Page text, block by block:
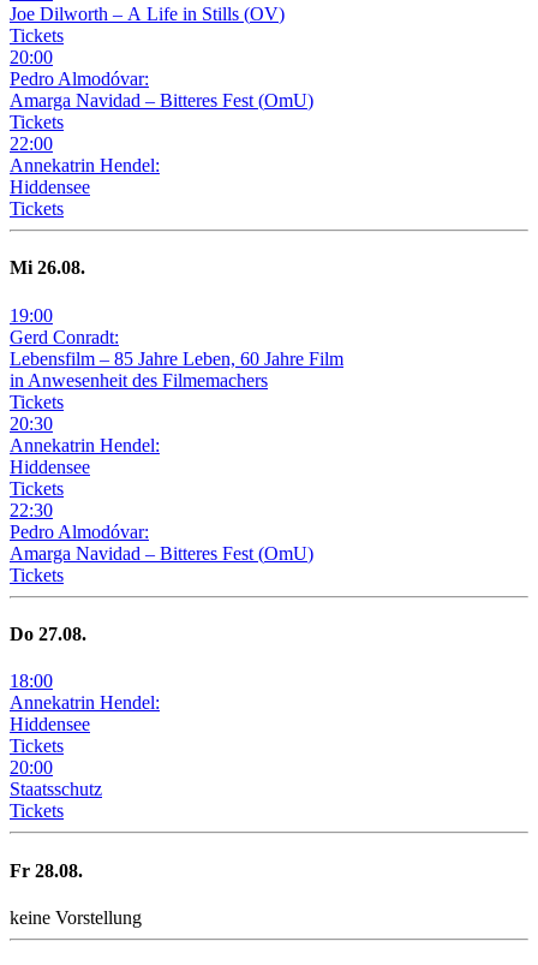
Joe Dilworth – A Life in Stills (OV)
Tickets
20:00
Pedro Almodóvar:
Amarga Navidad – Bitteres Fest (OmU)
Tickets
22:00
Annekatrin Hendel:
Hiddensee
Tickets
Mi26.08.
19:00
Gerd Conradt:
Lebensfilm – 85 Jahre Leben, 60 Jahre Film
in Anwesenheit des Filmemachers
Tickets
20:30
Annekatrin Hendel:
Hiddensee
Tickets
22:30
Pedro Almodóvar:
Amarga Navidad – Bitteres Fest (OmU)
Tickets
Do 27.08.
18:00
Annekatrin Hendel:
Hiddensee
Tickets
20:00
Staatsschutz
Tickets
Fr 28.08.
keine Vorstellung